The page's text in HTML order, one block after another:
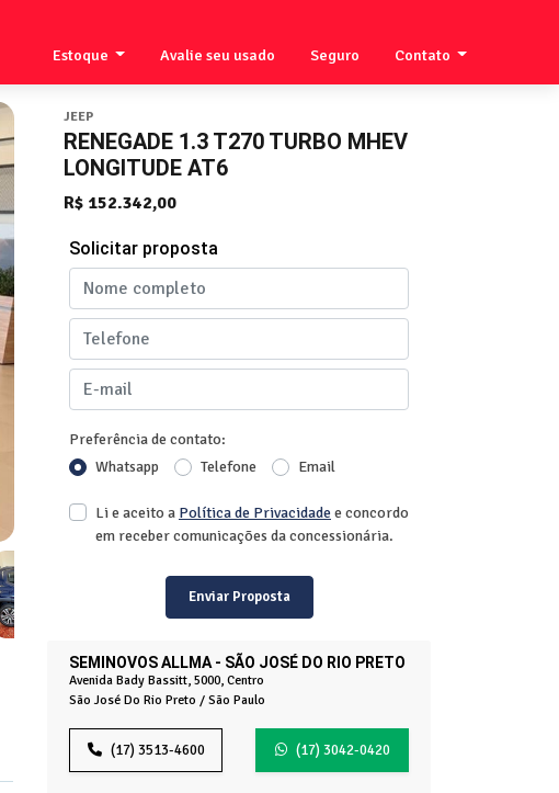
Estoque Avalie seu usado Seguro Contato
JEEP
RENEGADE 1.3 T270 TURBO MHEV
LONGITUDE AT6
R$ 152.342,00
SEMINOVOS ALLMA - SÃO JOSÉ DO RIO PRETO
Avenida Bady Bassitt, 5000, Centro
São José Do Rio Preto / São Paulo
(17) 3513-4600 (17) 3042-0420
Solicitar proposta
Preferência de contato:
Whatsapp
Telefone Email
Li e aceito a Política de Privacidadee concordo
em receber comunicações da concessionária.
Enviar Proposta